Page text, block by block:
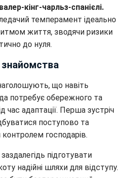
кінг-чарльз-спанієлі.
темперамент ідеально
життя, зводячи ризики
до нуля.
що навіть
потребує обережного та
час адаптації. Перша зустріч
поступово та
господарів.
підготувати
надійні шляхи для відступу.